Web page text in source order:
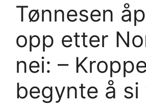
Tønnesen
opp etter
nei: –
begynte å si